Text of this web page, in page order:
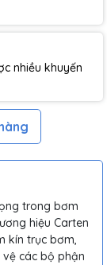
nhiều khuyến
trong bơm
hiệu Carten
kín trục bơm,
các bộ phận